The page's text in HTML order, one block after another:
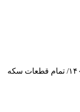
قیمت طلا و سکه ۲۵ تیر ۱۴۰۲/ تمام قطعات سکه